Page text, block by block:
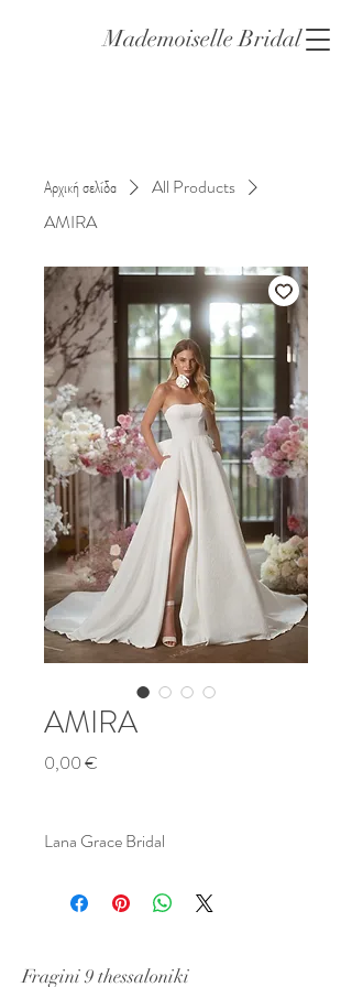
Mademoiselle Bridal
Αρχική σελίδα
All Products
AMIRA
AMIRA
0,00 €
Lana Grace Bridal
Fragini 9 thessaloniki